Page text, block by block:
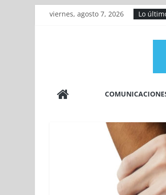
Saltarviernes, agosto 7, 2026 Lo